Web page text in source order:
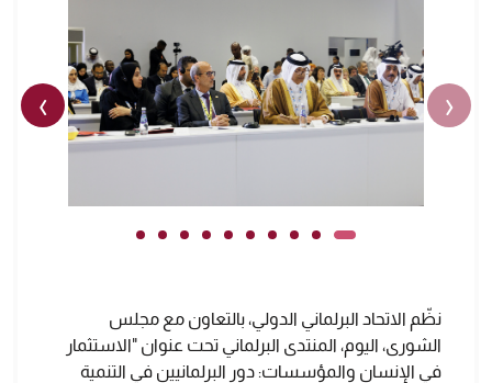
‹
›
نظّم الاتحاد البرلماني الدولي، بالتعاون مع مجلس
الشورى، اليوم، المنتدى البرلماني تحت عنوان "الاستثمار
في الإنسان والمؤسسات: دور البرلمانيين في التنمية